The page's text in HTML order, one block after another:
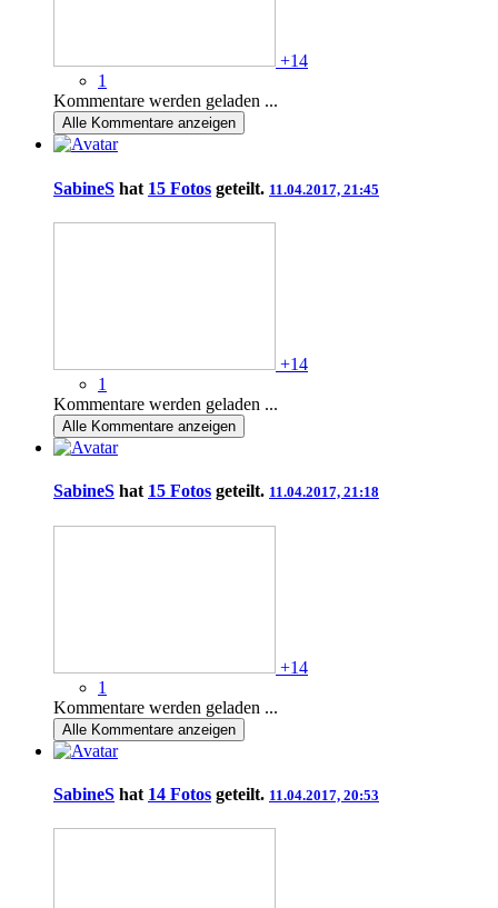
+14
1
Kommentare werden geladen ...
Alle Kommentare anzeigen
SabineS hat 15 Fotos geteilt. 11.04.2017, 21:45
+14
1
Kommentare werden geladen ...
Alle Kommentare anzeigen
SabineS hat 15 Fotos geteilt. 11.04.2017, 21:18
+14
1
Kommentare werden geladen ...
Alle Kommentare anzeigen
SabineS hat 14 Fotos geteilt. 11.04.2017, 20:53